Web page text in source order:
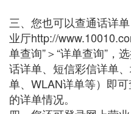
三、您也可以查通话详
业厅http://
单查询”＞“详单查询”，
话详单、短信彩信详单
单、WLAN详单等）即可
的详单情况。